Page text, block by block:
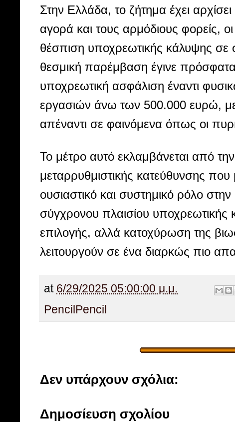
Στην Ελλάδα, το ζήτημα έχει
αγορά και τους αρμόδιους φορείς, οι
θέσπιση υποχρεωτικής κάλυψης σε
θεσμική παρέμβαση έγινε
υποχρεωτική ασφάλιση έναντι
εργασιών άνω των 500.000 ευρώ,
απέναντι σε φαινόμενα όπως οι
Το μέτρο αυτό εκλαμβάνεται από
μεταρρυθμιστικής κατεύθυνσης
ουσιαστικό και συστημικό ρόλο
σύγχρονου πλαισίου υποχρεωτικής
επιλογής, αλλά κατοχύρωση της
λειτουργούν σε ένα διαρκώς πιο
at 6/29/2025 05:00:00 μ.μ.
Pencil Pencil
Δεν υπάρχουν σχόλια:
Δημοσίευση σχολίου